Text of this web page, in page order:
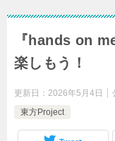
『hands on
楽しもう！
更新日： 2026年5月4日
東方Project